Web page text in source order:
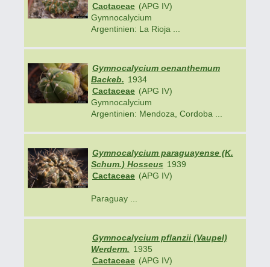
Cactaceae (APG IV)
Gymnocalycium
Argentinien: La Rioja ...
Gymnocalycium oenanthemum
Backeb. 1934
Cactaceae (APG IV)
Gymnocalycium
Argentinien: Mendoza, Cordoba ...
Gymnocalycium paraguayense (K.
Schum.) Hosseus 1939
Cactaceae (APG IV)
Paraguay ...
Gymnocalycium pflanzii (Vaupel)
Werderm. 1935
Cactaceae (APG IV)